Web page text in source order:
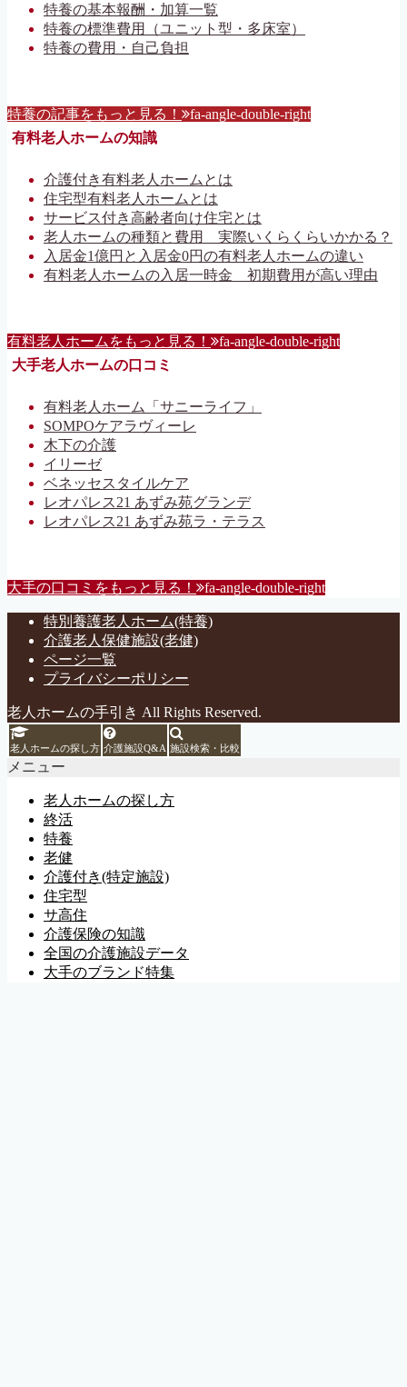
特養の基本報酬・加算一覧
特養の標準費用（ユニット型・多床室）
特養の費用・自己負担
特養の記事をもっと見る！ fa-angle-double-right
有料老人ホームの知識
介護付き有料老人ホームとは
住宅型有料老人ホームとは
サービス付き高齢者向け住宅とは
老人ホームの種類と費用 実際いくらくらいかかる？
入居金1億円と入居金0円の有料老人ホームの違い
有料老人ホームの入居一時金 初期費用が高い理由
有料老人ホームをもっと見る！ fa-angle-double-right
大手老人ホームの口コミ
有料老人ホーム「サニーライフ」
SOMPOケアラヴィーレ
木下の介護
イリーゼ
ベネッセスタイルケア
レオパレス21 あずみ苑グランデ
レオパレス21 あずみ苑ラ・テラス
大手の口コミをもっと見る！ fa-angle-double-right
特別養護老人ホーム(特養)
介護老人保健施設(老健)
ページ一覧
プライバシーポリシー
老人ホームの手引き All Rights Reserved.
老人ホームの探し方 介護施設Q&A 施設検索・比較
メニュー
老人ホームの探し方
終活
特養
老健
介護付き(特定施設)
住宅型
サ高住
介護保険の知識
全国の介護施設データ
大手のブランド特集